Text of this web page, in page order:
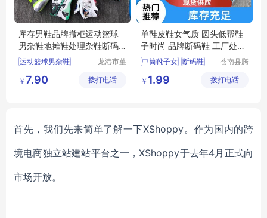
库存男鞋品牌撤柜运动篮球
男杂鞋地摊鞋处理杂鞋断码
鞋库存鞋
运动篮球男杂鞋
男鞋厂家
龙港市堇
￥ 7.90 拨打电话
单鞋皮鞋女气质 圆头低帮鞋
子时尚 品牌断码鞋 工厂处理
鞋
中筒靴子女 断码鞋
跑步鞋男轻便
苍南县腾
务商行
￥ 1.99 拨打电话
首先，我们先来简单了解一下XShoppy。 作为国内的跨
境电商独立站建站平台之一，XShoppy于去年4月正式向
市场开放。